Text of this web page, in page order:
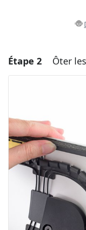
Étape 2 Ôter